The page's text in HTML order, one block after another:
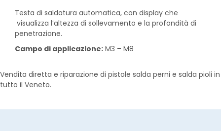
Testa di saldatura automatica, con display che
visualizza l’altezza di sollevamento e la profondità di
penetrazione.
Campo di applicazione: M3 – M8
Vendita diretta e riparazione di pistole salda perni e salda pioli in
tutto il Veneto.